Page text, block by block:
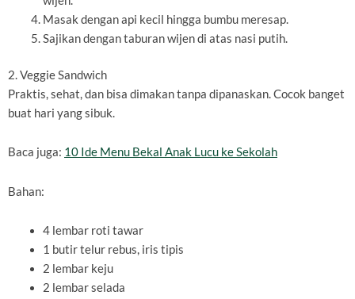
Masak dengan api kecil hingga bumbu meresap.
Sajikan dengan taburan wijen di atas nasi putih.
2. Veggie Sandwich
Praktis, sehat, dan bisa dimakan tanpa dipanaskan. Cocok banget
buat hari yang sibuk.
Baca juga: 10 Ide Menu Bekal Anak Lucu ke Sekolah
Bahan:
4 lembar roti tawar
1 butir telur rebus, iris tipis
2 lembar keju
2 lembar selada